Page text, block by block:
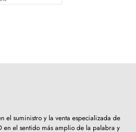
el suministro y la venta especializada de
en el sentido más amplio de la palabra y